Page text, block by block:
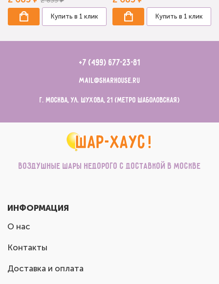
Купить в 1 клик Купить в 1 клик
+7 (499) 677-23-81
mail@sharhouse.ru
г. Москва, ул. Шухова, 21 (метро Шаболовская)
Воздушные шары недорого с доставкой в Москве
ИНФОРМАЦИЯ
О нас
Контакты
Доставка и оплата